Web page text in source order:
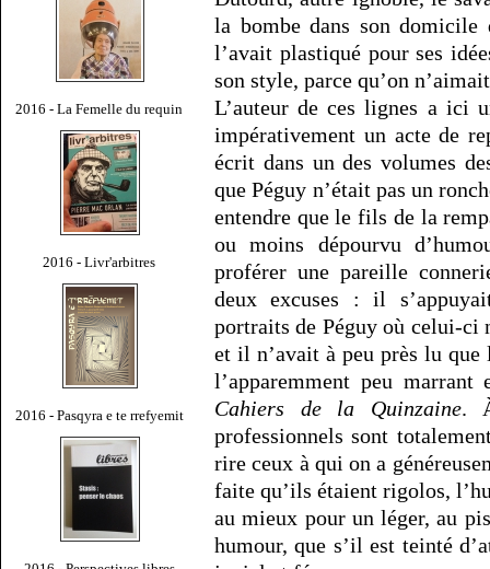
2016 - La Femelle du requin
2016 - Livr'arbitres
2016 - Pasqyra e te rrefyemit
la bombe dans son domicile
l’avait plastiqué pour ses
son style, parce qu’on
L’auteur de ces lignes a ici
impérativement un acte de
écrit dans un des volumes
que Péguy n’était pas un
entendre que le fils de la
ou moins dépourvu
proférer une pareille
deux excuses : il
portraits de Péguy où celui-ci
et il n’avait à peu près lu que
l’apparemment peu
Cahiers de la Quinzaine.
professionnels sont
rire ceux à qui on a
faite qu’ils étaient rigolos,
au mieux pour un léger, au
humour, que s’il est teinté